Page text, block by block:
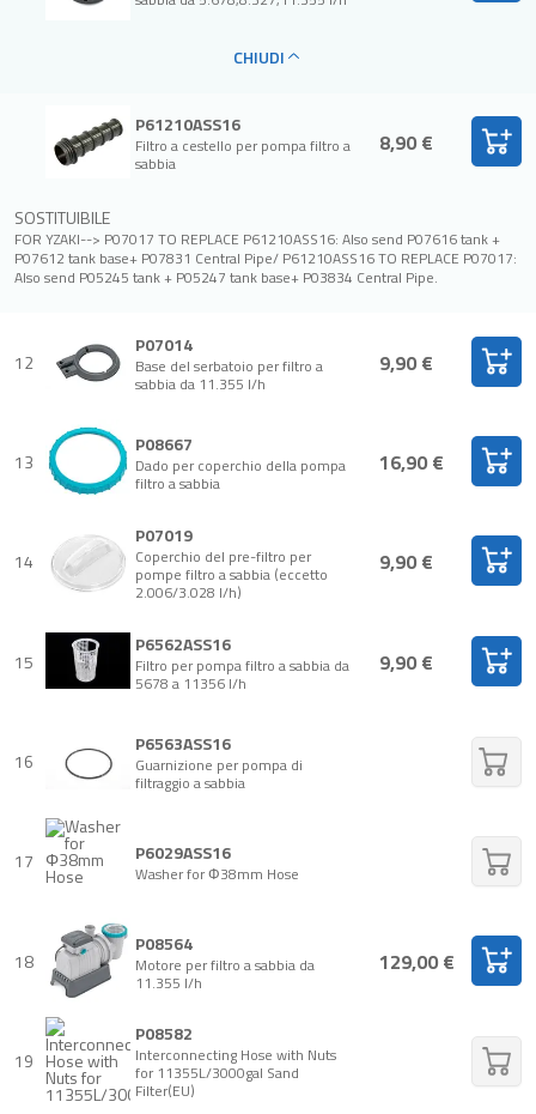
CHIUDI
P61210ASS16
Filtro a cestello per pompa filtro a
sabbia
8,90 €
SOSTITUIBILE
FOR YZAKI--> P07017 TO REPLACE P61210ASS16: Also send P07616 tank +
P07612 tank base+ P07831 Central Pipe/ P61210ASS16 TO REPLACE P07017:
Also send P05245 tank + P05247 tank base+ P03834 Central Pipe.
12
P07014
Base del serbatoio per filtro a
sabbia da 11.355 l/h
9,90 €
13
P08667
Dado per coperchio della pompa
filtro a sabbia
16,90 €
14
P07019
Coperchio del pre-filtro per
pompe filtro a sabbia (eccetto
2.006/3.028 l/h)
9,90 €
15
P6562ASS16
Filtro per pompa filtro a sabbia da
5678 a 11356 l/h
9,90 €
16
P6563ASS16
Guarnizione per pompa di
filtraggio a sabbia
17 P6029ASS16
Washer for Φ38mm Hose
18
P08564
Motore per filtro a sabbia da
11.355 l/h
129,00 €
19
P08582
Interconnecting Hose with Nuts
for 11355L/3000gal Sand
Filter(EU)